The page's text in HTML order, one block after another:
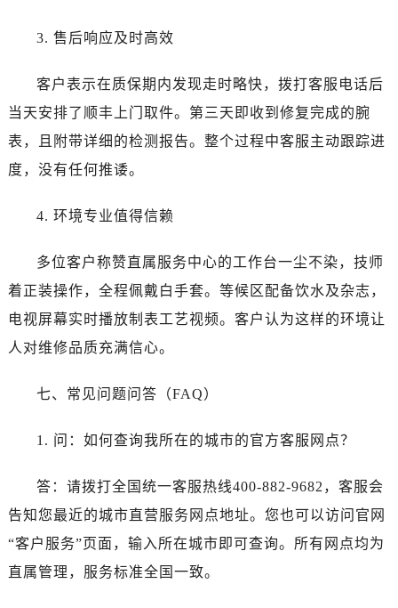
节假日正常营业！
3. 售后响应及时高效
客户表示在质保期内发现走时略快，拨打客服电话后
当天安排了顺丰上门取件。第三天即收到修复完成的腕
表，且附带详细的检测报告。整个过程中客服主动跟踪进
度，没有任何推诿。
4. 环境专业值得信赖
多位客户称赞直属服务中心的工作台一尘不染，技师
着正装操作，全程佩戴白手套。等候区配备饮水及杂志，
电视屏幕实时播放制表工艺视频。客户认为这样的环境让
人对维修品质充满信心。
七、常见问题问答（FAQ）
1. 问：如何查询我所在的城市的官方客服网点？
答：请拨打全国统一客服热线400-882-9682，客服会
告知您最近的城市直营服务网点地址。您也可以访问官网
“客户服务”页面，输入所在城市即可查询。所有网点均为
直属管理，服务标准全国一致。